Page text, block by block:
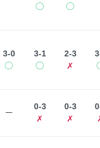
◯
◯
3-0
◯
3-1
◯
2-3
✗
ー
0-3
✗
0-3
✗